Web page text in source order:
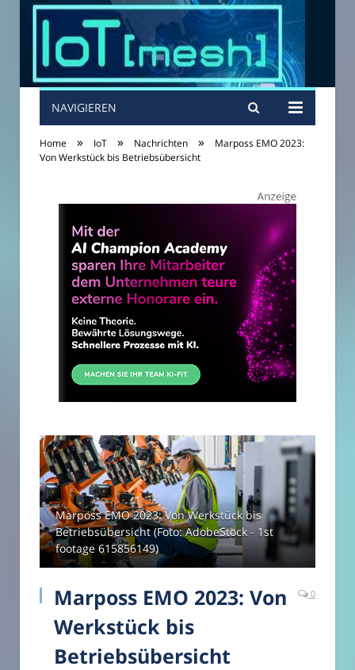
NAVIGIEREN
Home » IoT » Nachrichten »
Marposs EMO 2023:
Von Werkstück bis Betriebsübersicht
Marposs EMO 2023: Von Werkstück bis
Betriebsübersicht (Foto: AdobeStock - 1st
footage 615856149)
Marposs EMO 2023: Von
Werkstück bis
Betriebsübersicht
0